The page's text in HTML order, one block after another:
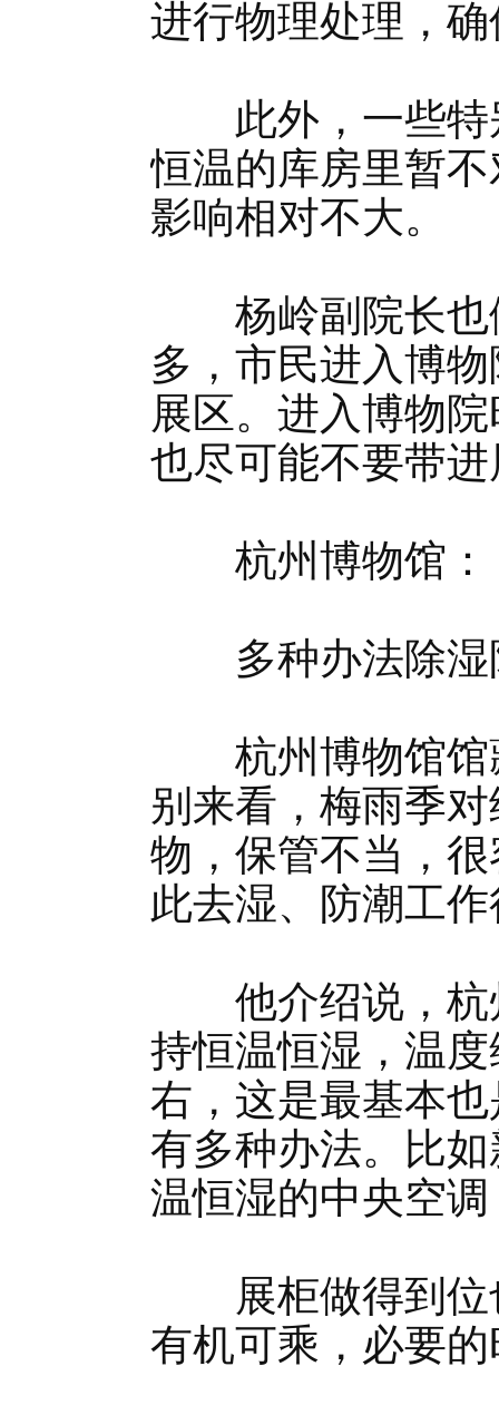
进行物理处理，
此外，一些特
恒温的库房里暂
影响相对不大。
杨岭副院长也
多，市民进入博
展区。进入博物
也尽可能不要带
杭州博物馆：
多种办法除湿
杭州博物馆馆
别来看，梅雨季
物，保管不当，
此去湿、防潮工
他介绍说，杭
持恒温恒湿，温
右，这是最基本
有多种办法。比
温恒湿的中央空
展柜做得到位
有机可乘，必要